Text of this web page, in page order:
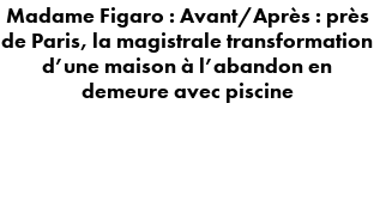
Madame Figaro : Avant/Après : près
de Paris, la magistrale transformation
d’une maison à l’abandon en
demeure avec piscine